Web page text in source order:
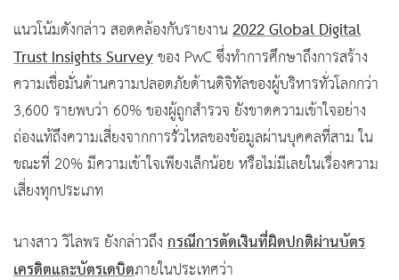
แนวโน้มดังกล่าว สอดคล้องกับรายงาน2022 Global Digital
Trust Insights Surveyของ PwC ซึ่งทำการศึกษาถึงการสร้าง
ความเชื่อมั่นด้านความปลอดภัยด้านดิจิทัลของผู้บริหารทั่วโลกกว่า
3,600 รายพบว่า 60% ของผู้ถูกสำรวจ ยังขาดความเข้าใจอย่าง
ถ่องแท้ถึงความเสี่ยงจากการรั่วไหลของข้อมูลผ่านบุคคลที่สาม ใน
ขณะที่ 20% มีความเข้าใจเพียงเล็กน้อย หรือไม่มีเลยในเรื่องความ
เสี่ยงทุกประเภท
นางสาว วิไลพร ยังกล่าวถึงกรณีการตัดเงินที่ผิดปกติผ่านบัตร
เครดิตและบัตรเดบิตภายในประเทศว่า